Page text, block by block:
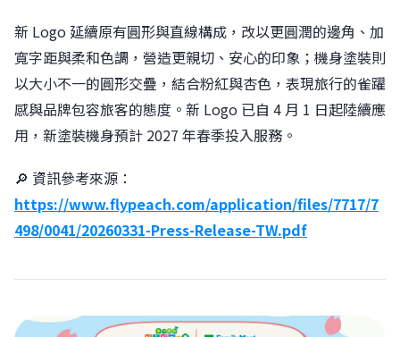
新 Logo 延續原有圓形與直線構成，改以更圓潤的邊角、加
寬字距與柔和色調，營造更親切、安心的印象；機身塗裝則
以大小不一的圓形交疊，結合粉紅與杏色，表現旅行的雀躍
感與品牌包容旅客的態度。新 Logo 已自 4 月 1 日起陸續應
用，新塗裝機身預計 2027 年春季投入服務。
🔎 資訊參考來源：
https://www.flypeach.com/application/files/7717/7
498/0041/20260331-Press-Release-TW.pdf